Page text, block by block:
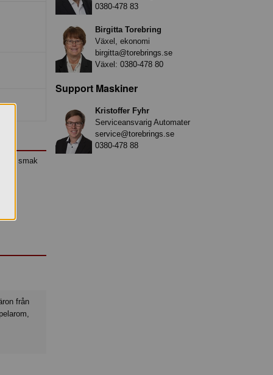
smak
0380-478 83
Birgitta Torebring
Växel, ekonomi
birgitta@torebrings.se
Växel: 0380-478 80
Support Maskiner
Kristoffer Fyhr
Serviceansvarig Automater
service@torebrings.se
0380-478 88